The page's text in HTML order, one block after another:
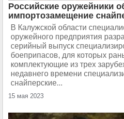
Российские оружейники
импортозамещение
В Калужской области
оружейного предприятия
серийный выпуск
боеприпасов, для которых
комплектующие из трех
недавнего времени
снайперские...
15 мая 2023